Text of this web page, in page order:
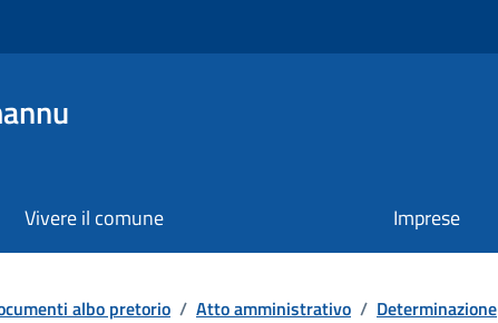
Vivere il comune Imprese
albo pretorio / Atto amministrativo / Determinazione